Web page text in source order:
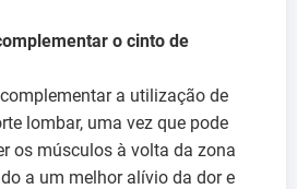
o cinto de
a utilização de
lombar, uma vez que pode
os músculos à volta da zona
a um melhor alívio da dor e